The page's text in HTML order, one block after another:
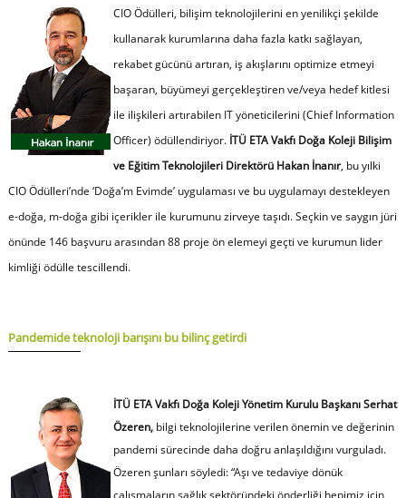
CIO Ödülleri, bilişim teknolojilerini en yenilikçi şekilde
kullanarak kurumlarına daha fazla katkı sağlayan,
rekabet gücünü artıran, iş akışlarını optimize etmeyi
başaran, büyümeyi gerçekleştiren ve/veya hedef kitlesi
ile ilişkileri artırabilen IT yöneticilerini (Chief Information
Officer) ödüllendiriyor. İTÜ ETA Vakfı Doğa Koleji Bilişim
ve Eğitim Teknolojileri Direktörü Hakan İnanır, bu yılki
CIO Ödülleri’nde ‘Doğa’m Evimde’ uygulaması ve bu uygulamayı destekleyen
e-doğa, m-doğa gibi içerikler ile kurumunu zirveye taşıdı. Seçkin ve saygın jüri
önünde 146 başvuru arasından 88 proje ön elemeyi geçti ve kurumun lider
kimliği ödülle tescillendi.
Pandemide teknoloji barışını bu bilinç getirdi
İTÜ ETA Vakfı Doğa Koleji Yönetim Kurulu Başkanı Serhat
Özeren,bilgi teknolojilerine verilen önemin ve değerinin
pandemi sürecinde daha doğru anlaşıldığını vurguladı.
Özeren şunları söyledi:“Aşı ve tedaviye dönük
çalışmaların sağlık sektöründeki önderliği hepimiz için